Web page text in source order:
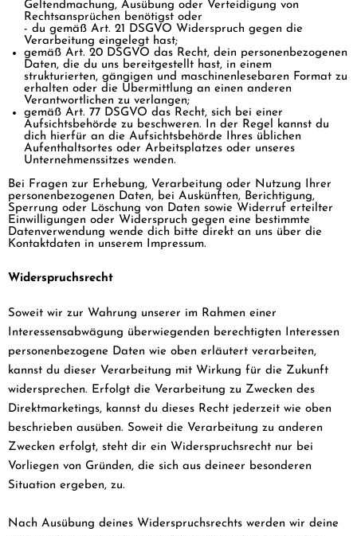
Geltendmachung, Ausübung oder Verteidigung von
Rechtsansprüchen benötigst oder
- du gemäß Art. 21 DSGVO Widerspruch gegen die
Verarbeitung eingelegt hast;
gemäß Art. 20 DSGVO das Recht, dein personenbezogenen
Daten, die du uns bereitgestellt hast, in einem
strukturierten, gängigen und maschinenlesebaren Format zu
erhalten oder die Übermittlung an einen anderen
Verantwortlichen zu verlangen;
gemäß Art. 77 DSGVO das Recht, sich bei einer
Aufsichtsbehörde zu beschweren. In der Regel kannst du
dich hierfür an die Aufsichtsbehörde Ihres üblichen
Aufenthaltsortes oder Arbeitsplatzes oder unseres
Unternehmenssitzes wenden.
Bei Fragen zur Erhebung, Verarbeitung oder Nutzung Ihrer
personenbezogenen Daten, bei Auskünften, Berichtigung,
Sperrung oder Löschung von Daten sowie Widerruf erteilter
Einwilligungen oder Widerspruch gegen eine bestimmte
Datenverwendung wende dich bitte direkt an uns über die
Kontaktdaten in unserem Impressum.
Widerspruchsrecht
Soweit wir zur Wahrung unserer im Rahmen einer
Interessensabwägung überwiegenden berechtigten Interessen
personenbezogene Daten wie oben erläutert verarbeiten,
kannst du dieser Verarbeitung mit Wirkung für die Zukunft
widersprechen. Erfolgt die Verarbeitung zu Zwecken des
Direktmarketings, kannst du dieses Recht jederzeit wie oben
beschrieben ausüben. Soweit die Verarbeitung zu anderen
Zwecken erfolgt, steht dir ein Widerspruchsrecht nur bei
Vorliegen von Gründen, die sich aus deineer besonderen
Situation ergeben, zu.
Nach Ausübung deines Widerspruchsrechts werden wir deine